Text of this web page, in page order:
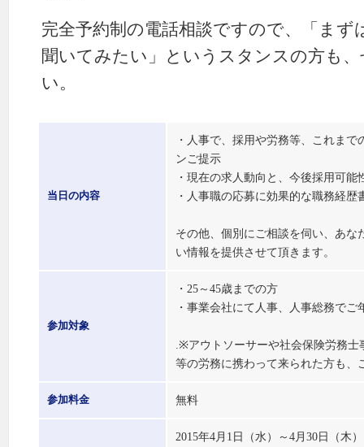
完全予約制の電話相談ですので、「まず
聞いてみたい」というスタンスの方も
い。
当日の内容
・人事で、採用や労務等、これま
ンご提示
・現在の求人動向と、今後採用可
・人事職の応募に効果的な職務経歴
その他、個別にご相談を伺い、あ
い情報を提供させて頂きます。
参加対象
・25～45歳までの方
・事業会社にて人事、人事総務で
.※アウトソーサーや社会保険労務
等の労務に携わって来られた方も、
参加料金 無料
2015年4月1日（水）～4月30日（木）